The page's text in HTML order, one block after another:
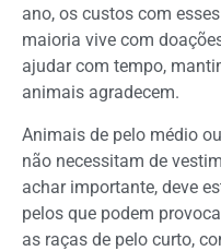
ano, os custos com
maioria vive com
ajudar com tempo,
animais agradecem.
Animais de pelo médio
não necessitam de
achar importante, deve
pelos que podem
as raças de pelo curto,